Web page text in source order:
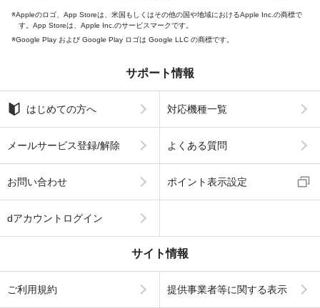
Appleのロゴ、App Storeは、米国もしくはその他の国や地域におけるApple Inc.の商標で
す。App Storeは、Apple Inc.のサービスマークです。
Google Play および Google Play ロゴは Google LLC の商標です。
サポート情報
はじめての方へ 対応機種一覧
メールサービス登録/解除 よくある質問
お問い合わせ ポイント表示設定
dアカウントログイン
サイト情報
ご利用規約 提供事業者等に関する表示